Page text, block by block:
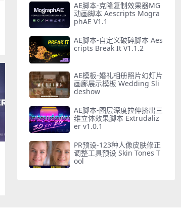
AE脚本-克隆复制效果器MG
动画脚本 Aescripts Mogra
phAE V1.1
AE脚本-自定义破碎脚本 Aes
cripts Break It V1.1.2
AE模板-婚礼相册照片幻灯片
画廊展示模板 Wedding Sli
deshow
AE脚本-图层深度拉伸挤出三
维立体效果脚本 Extrudaliz
er v1.0.1
PR预设-123种人像皮肤修正
调整工具预设 Skin Tones T
ool